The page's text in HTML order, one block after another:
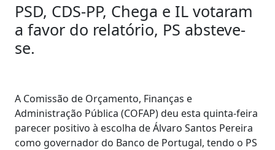
PSD, CDS-PP, Chega e IL votaram
a favor do relatório, PS absteve-
se.
A Comissão de Orçamento, Finanças e
Administração Pública (COFAP) deu esta quinta-feira
parecer positivo à escolha de Álvaro Santos Pereira
como governador do Banco de Portugal, tendo o PS